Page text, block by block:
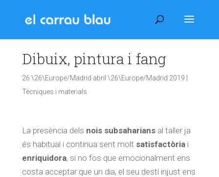
Dibuix, pintura i fang
26 \26\Europe/Madrid abril \26\Europe/Madrid 2019
Tècniques i materials
La presència dels nois subsahariansal taller ja
és habitual i continua sent molt satisfactòriai
enriquidora, si no fos que emocionalment ens
costa acceptar que un dia, el seu destí injust ens